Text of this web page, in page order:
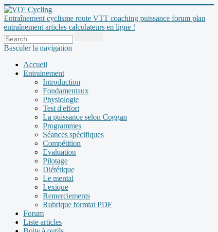
Entraînement cyclisme route VTT coaching puissance forum plan
entraînement articles calculateurs en ligne !
Basculer la navigation
Accueil
Entrainement
Introduction
Fondamentaux
Physiologie
Test d'effort
La puissance selon Coggan
Programmes
Séances spécifiques
Compétition
Evaluation
Pilotage
Diététique
Le mental
Lexique
Remerciements
Rubrique formtat PDF
Forum
Liste articles